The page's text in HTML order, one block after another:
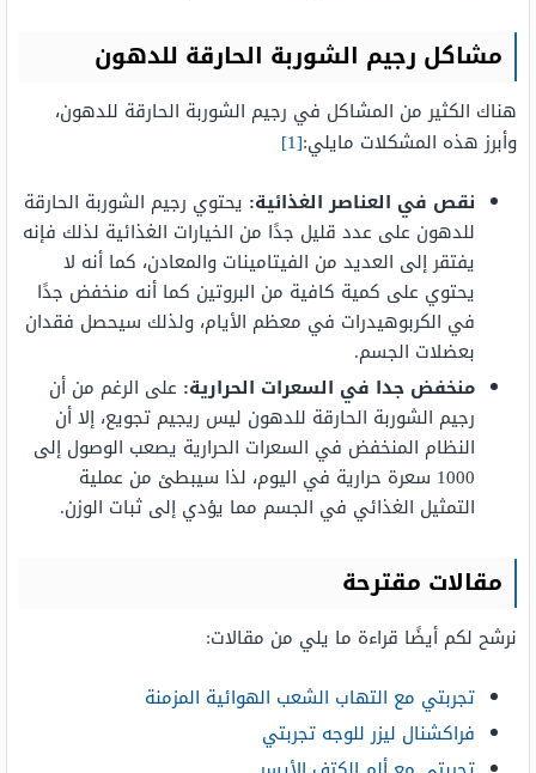
مشاكل رجيم الشوربة الحارقة للدهون
هناك الكثير من المشاكل في رجيم الشوربة الحارقة للدهون،
وأبرز هذه المشكلات مايلي:[1]
نقص في العناصر الغذائية: يحتوي رجيم الشوربة الحارقة
للدهون على عدد قليل جدًا من الخيارات الغذائية لذلك فإنه
يفتقر إلى العديد من الفيتامينات والمعادن، كما أنه لا
يحتوي على كمية كافية من البروتين كما أنه منخفض جدًا
في الكربوهيدرات في معظم الأيام، ولذلك سيحصل فقدان
بعضلات الجسم.
منخفض جدا في السعرات الحرارية: على الرغم من أن
رجيم الشوربة الحارقة للدهون ليس ريجيم تجويع، إلا أن
النظام المنخفض في السعرات الحرارية يصعب الوصول إلى
1000 سعرة حرارية في اليوم، لذا سيبطئ من عملية
التمثيل الغذائي في الجسم مما يؤدي إلى ثبات الوزن.
مقالات مقترحة
نرشح لكم أيضًا قراءة ما يلي من مقالات:
تجربتي مع التهاب الشعب الهوائية المزمنة
فراكشنال ليزر للوجه تجربتي